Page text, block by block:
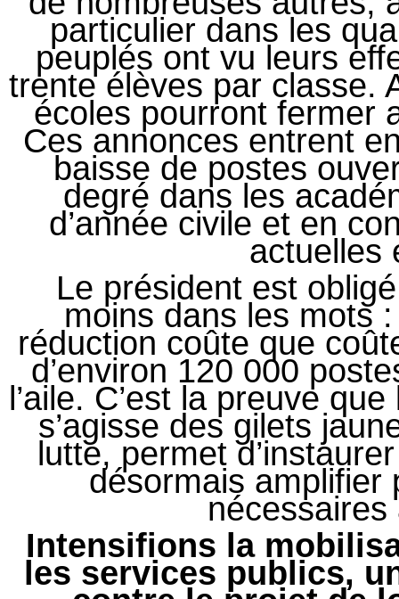
particulier dans les
peuplés ont vu leurs
trente élèves par classe.
écoles pourront fermer
Ces annonces entrent
baisse de postes
degré dans les
d’année civile et en
actuelles
Le président est
moins dans les mots
réduction coûte que
d’environ 120 000
l’aile. C’est la preuve
s’agisse des gilets
lutte, permet
désormais amplifier
Intensifions la
les services publics,